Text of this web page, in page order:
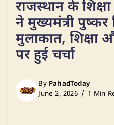
राजस्थान के
ने मुख्यमंत्री
मुलाकात, शिक्षा
पर हुई चर्चा
By PahadToday
June 2, 2026
1 Min